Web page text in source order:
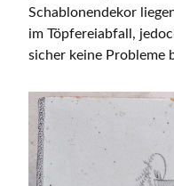
Schablonendekor
im Töpfereiabfall,
sicher keine Probleme